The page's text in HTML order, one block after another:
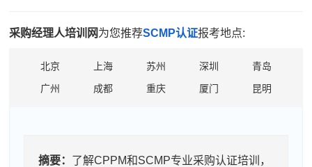
采购经理人培训网为您推荐SCMP认证报考地点:
北京 上海 苏州 深圳
青岛
广州
成都 重庆 厦门 昆明
摘要： 了解CPPM和SCMP专业采购认证培训，